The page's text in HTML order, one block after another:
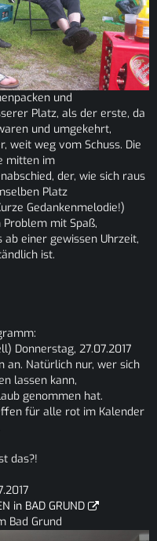
und
Platz, als der erste, da
und umgekehrt,
weit weg vom Schuss. Die
mitten im
der, wie sich raus
Platz
Gedankenmelodie!)
mit Spaß,
einer gewissen Uhrzeit,
ist.
Donnerstag, 27.07.2017
an. Natürlich nur, wer sich
lassen kann,
genommen hat.
für alle rot im Kalender
das?!
in BAD GRUND
Bad Grund